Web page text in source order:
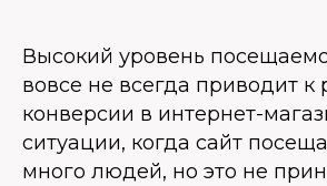
Высокий уровень
вовсе не всегда приводит к
конверсии в интернет-
ситуации, когда сайт
много людей, но это не